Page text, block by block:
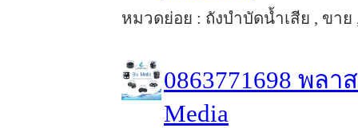
หมวดย่อย : ถังบำบัดน้ำเสีย , ขาย
0863771698 พลา
Media